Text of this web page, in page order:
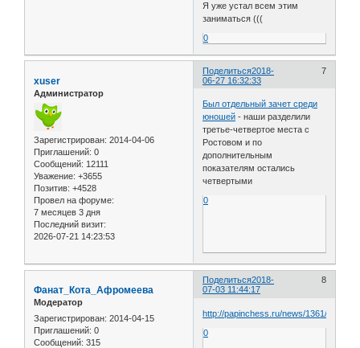
Я уже устал всем этим
заниматься (((
0
Поделиться 7
2018-
06-27 16:32:33
xuser
Администратор
Зарегистрирован: 2014-04-06
Приглашений: 0
Сообщений: 12111
Уважение: +3655
Позитив: +4528
Провел на форуме:
7 месяцев 3 дня
Последний визит:
2026-07-21 14:23:53
Был отдельный зачет среди
юношей - наши разделили
третье-четвертое места с
Ростовом и по
дополнительным
показателям остались
четвертыми
0
Поделиться 8
2018-
07-03 11:44:17
Фанат_Кота_Афромеева
Модератор
Зарегистрирован: 2014-04-15
Приглашений: 0
Сообщений: 315
http://papinchess.ru/news/1361/
0